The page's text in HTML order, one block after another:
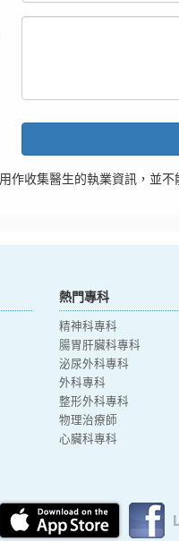
作收集醫生的執業資訊，並
熱門專科
精神科專科
腸胃肝臟科專科
泌尿外科專科
外科專科
整形外科專科
物理治療師
心臟科專科